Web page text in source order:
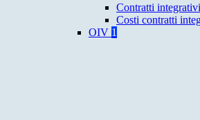
Contratti integrativi
Costi contratti
OIV 1